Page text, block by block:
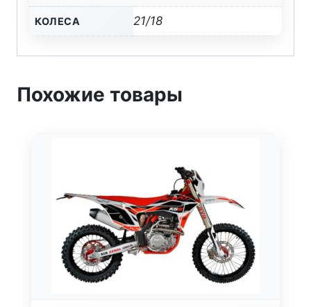
КОЛЕСА 21/18
Похожие товары